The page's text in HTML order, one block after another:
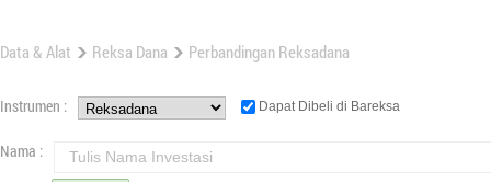
Data & Alat Reksa Dana Perbandingan Reksadana
Instrumen : Dapat Dibeli di Bareksa
Nama : Tulis Nama Investasi